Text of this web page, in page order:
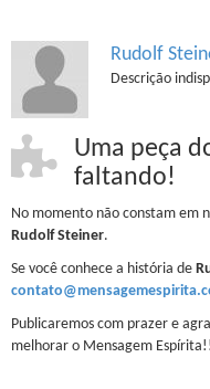
Rudolf
Descrição
Uma peça
faltando!
No momento não constam em
Rudolf Steiner.
Se você conhece a história de
Publicaremos com prazer e
melhorar o Mensagem Espírita!!